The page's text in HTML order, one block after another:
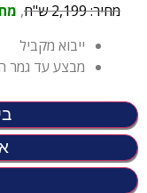
מחיר: 2,199 ש"ח
,
ייבוא מקביל
מבצע עד גמר